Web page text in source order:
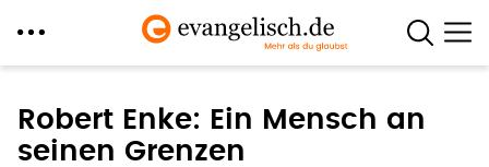
zum
Inhalt
Robert Enke: Ein Mensch an
seinen Grenzen